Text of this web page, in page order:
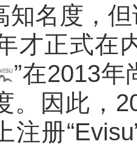
知名度，
才正式在
”在2013
。因此，
注册